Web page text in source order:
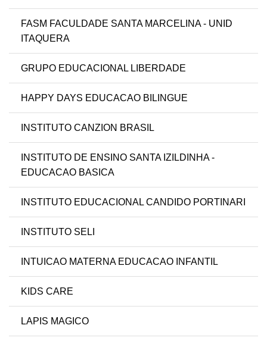
FASM FACULDADE SANTA MARCELINA - UNID
ITAQUERA
GRUPO EDUCACIONAL LIBERDADE
HAPPY DAYS EDUCACAO BILINGUE
INSTITUTO CANZION BRASIL
INSTITUTO DE ENSINO SANTA IZILDINHA -
EDUCACAO BASICA
INSTITUTO EDUCACIONAL CANDIDO PORTINARI
INSTITUTO SELI
INTUICAO MATERNA EDUCACAO INFANTIL
KIDS CARE
LAPIS MAGICO